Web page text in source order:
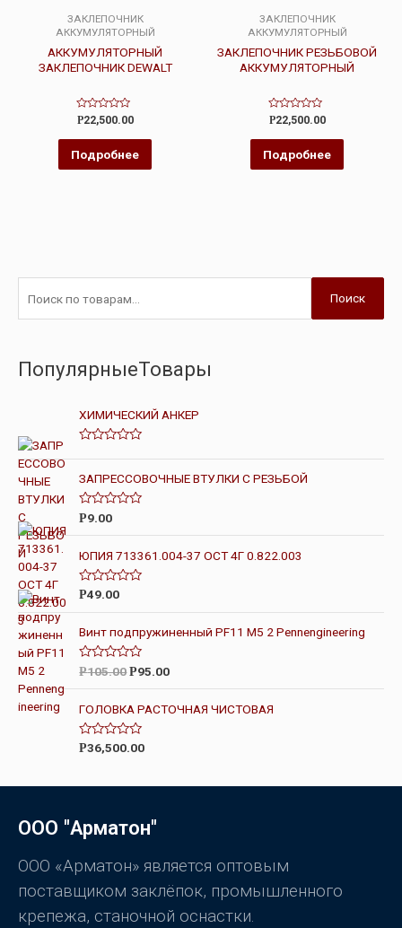
ЗАКЛЕПОЧНИК
АККУМУЛЯТОРНЫЙ
АККУМУЛЯТОРНЫЙ
ЗАКЛЕПОЧНИК DEWALT
Оценка
из
Р22,500.00
Подробнее
ЗАКЛЕПОЧНИК
АККУМУЛЯТОРНЫЙ
ЗАКЛЕПОЧНИК РЕЗЬБОВОЙ
АККУМУЛЯТОРНЫЙ
Оценка
из
Р22,500.00
Подробнее
Поиск
ПопулярныеТовары
ХИМИЧЕСКИЙ АНКЕР
ц
е
н
к
0
и
5
ЗАПРЕССОВОЧНЫЕ ВТУЛКИ С РЕЗЬБОЙ
О
е
н
к
а
и
з
Р9.00
ЮПИЯ 713361.004-37 ОСТ 4Г 0.822.003
О
е
н
к
а
и
з
Р49.00
Винт подпружиненный PF11 M5 2 Pennengineering
О
е
н
к
а
и
Р105.00 Р95.00
ГОЛОВКА РАСТОЧНАЯ ЧИСТОВАЯ
О
и
з
Р36,500.00
ООО "Арматон"
ООО «Арматон» является оптовым
поставщиком заклёпок, промышленного
крепежа, станочной оснастки.